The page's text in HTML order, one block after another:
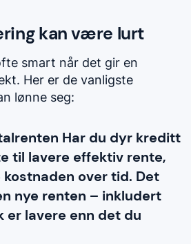
kan være lurt
smart når det gir en
Her er de vanligste
lønne seg:
Har du dyr kreditt
til lavere effektiv rente,
over tid. Det
nye renten – inkludert
er lavere enn det du